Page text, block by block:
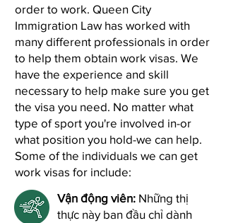
order to work. Queen City
Immigration Law has worked with
many different professionals in order
to help them obtain work visas. We
have the experience and skill
necessary to help make sure you get
the visa you need. No matter what
type of sport you're involved in-or
what position you hold-we can help.
Some of the individuals we can get
work visas for include:
Vận động viên: Những thị
thực này ban đầu chỉ dành